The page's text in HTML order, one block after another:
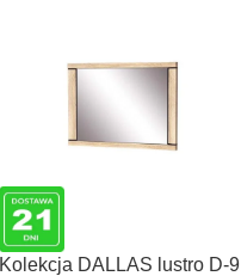
Kolekcja DALLAS lustro D-9